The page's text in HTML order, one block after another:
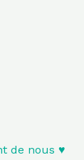
de nous ♥️